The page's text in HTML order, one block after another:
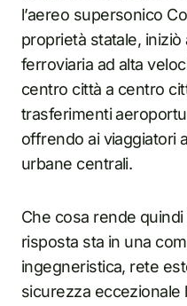
l’aereo supersonico
proprietà statale,
ferroviaria ad alta
centro città a centro
trasferimenti
offrendo ai viaggiatori
urbane centrali.
Che cosa rende quindi
risposta sta in una
ingegneristica, rete
sicurezza eccezionale